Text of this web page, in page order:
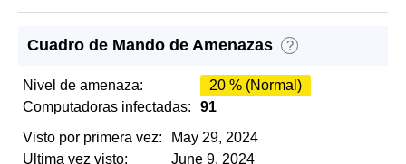
Cuadro de Mando de Amenazas ?
Nivel de amenaza:
20 % (Normal)
Computadoras infectadas:
91
Visto por primera vez:
May 29, 2024
Ultima vez visto:
June 9, 2024